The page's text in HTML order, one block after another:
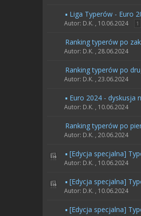
▪️ Liga Typerów - Euro
Autor: D.K. , 10.06.2024 1
Ranking typerów po
Autor: D.K. , 28.06.2024
Ranking typerów po
Autor: D.K. , 23.06.2024
▪️ Euro 2024 - dyskusja
Autor: D.K. , 10.06.2024
Ranking typerów po
Autor: D.K. , 20.06.2024
▪️ [Edycja specjalna]
Autor: D.K. , 10.06.2024
▪️ [Edycja specjalna]
Autor: D.K. , 10.06.2024
▪️ [Edycja specjalna]